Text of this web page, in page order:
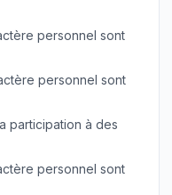
personnel sont
personnel sont
participation à des
personnel sont